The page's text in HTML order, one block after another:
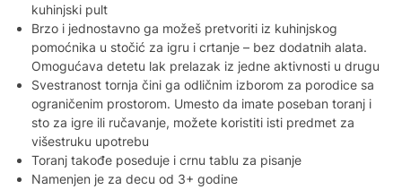
kuhinjski pult
Brzo i jednostavno ga možeš pretvoriti iz kuhinjskog
pomoćnika u stočić za igru i crtanje – bez dodatnih alata.
Omogućava detetu lak prelazak iz jedne aktivnosti u drugu
Svestranost tornja čini ga odličnim izborom za porodice sa
ograničenim prostorom. Umesto da imate poseban toranj i
sto za igre ili ručavanje, možete koristiti isti predmet za
višestruku upotrebu
Toranj takođe poseduje i crnu tablu za pisanje
Namenjen je za decu od 3+ godine